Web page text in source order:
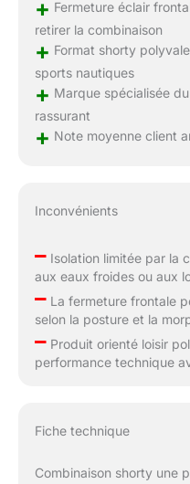
+ Fermeture éclair
retirer la combinaison
+ Format shorty
sports nautiques
+ Marque spécialisée
rassurant
+ Note moyenne client
Inconvénients
–Isolation limitée par la
aux eaux froides ou aux
–La fermeture frontale
selon la posture et la
–Produit orienté loisir
performance technique
Fiche technique
Combinaison shorty une